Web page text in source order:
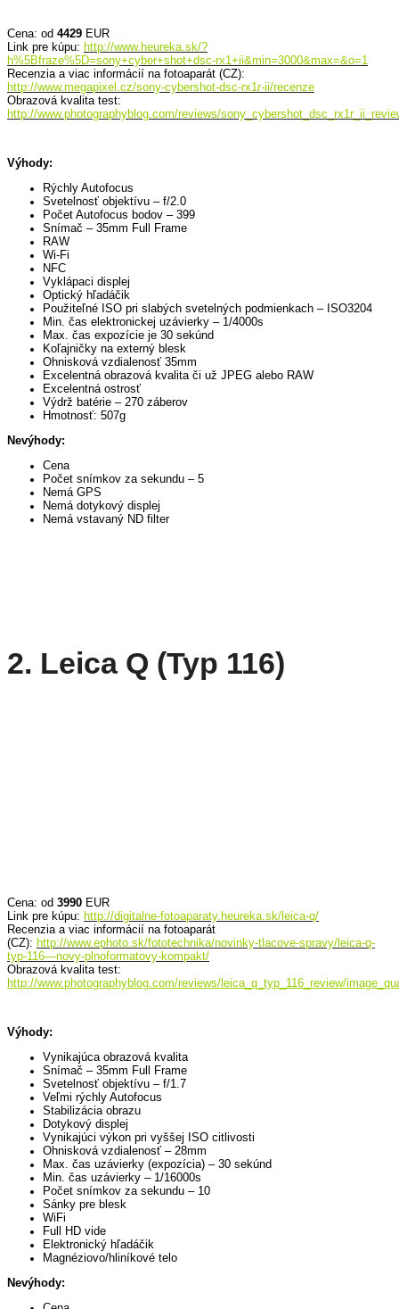
Cena: od 4429 EUR
Link pre kúpu: http://www.heureka.sk/?
h%5Bfraze%5D=sony+cyber+shot+dsc-rx1+ii&min=3000&max=&o=1
Recenzia a viac informácií na fotoaparát (CZ):
http://www.megapixel.cz/sony-cybershot-dsc-rx1r-ii/recenze
Obrazová kvalita test:
http://www.photographyblog.com/reviews/
Výhody:
Rýchly Autofocus
Svetelnosť objektívu – f/2.0
Počet Autofocus bodov – 399
Snímač – 35mm Full Frame
RAW
Wi-Fi
NFC
Vyklápaci displej
Optický hľadáčik
Použiteľné ISO pri slabých svetelných podmienkach – ISO3204
Min. čas elektronickej uzávierky – 1/4000s
Max. čas expozície je 30 sekúnd
Koľajničky na externý blesk
Ohnisková vzdialenosť 35mm
Excelentná obrazová kvalita či už JPEG alebo RAW
Excelentná ostrosť
Výdrž batérie – 270 záberov
Hmotnosť: 507g
Nevýhody:
Cena
Počet snímkov za sekundu – 5
Nemá GPS
Nemá dotykový displej
Nemá vstavaný ND filter
2. Leica Q (Typ 116)
Cena: od 3990 EUR
Link pre kúpu: http://digitalne-fotoaparaty.heureka.sk/leica-q/
Recenzia a viac informácií na fotoaparát
(CZ): http://www.ephoto.sk/fototechnika/novinky-tlacove-spravy/leica-q-
typ-116—novy-plnoformatovy-kompakt/
Obrazová kvalita test:
http://www.photographyblog.com/reviews/leica_q_typ_116_review/
Výhody:
Vynikajúca obrazová kvalita
Snímač – 35mm Full Frame
Svetelnosť objektívu – f/1.7
Veľmi rýchly Autofocus
Stabilizácia obrazu
Dotykový displej
Vynikajúci výkon pri vyššej ISO citlivosti
Ohnisková vzdialenosť – 28mm
Max. čas uzávierky (expozícia) – 30 sekúnd
Min. čas uzávierky – 1/16000s
Počet snímkov za sekundu – 10
Sánky pre blesk
WiFi
Full HD vide
Elektronický hľadáčik
Magnéziovo/hliníkové telo
Nevýhody: